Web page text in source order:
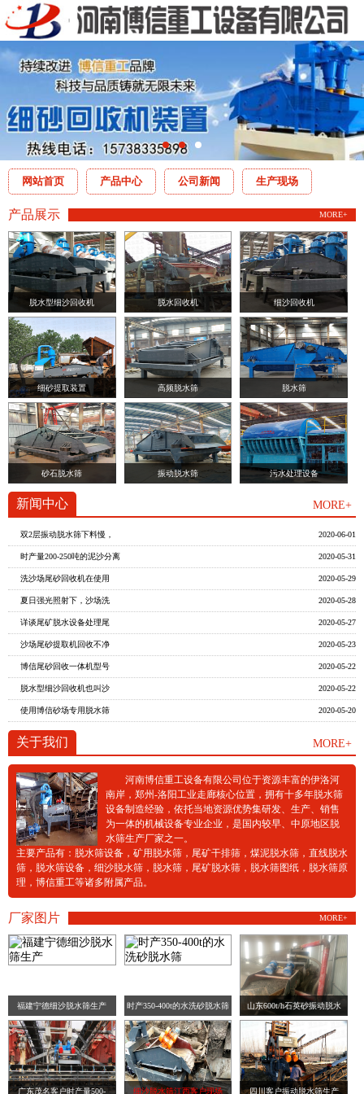
网站首页 产品中心 公司新闻 生产现场
产品展示 MORE+
脱水型细沙回收机 脱水回收机 细沙回收机
细砂提取装置 高频脱水筛 脱水筛
砂石脱水筛 振动脱水筛 污水处理设备
新闻中心 MORE+
双2层振动脱水筛下料慢， 2020-06-01
时产量200-250吨的泥沙分离 2020-05-31
洗沙场尾砂回收机在使用 2020-05-29
夏日强光照射下，沙场洗 2020-05-28
详谈尾矿脱水设备处理尾 2020-05-27
沙场尾砂提取机回收不净 2020-05-23
博信尾砂回收一体机型号 2020-05-22
脱水型细沙回收机也叫沙 2020-05-22
使用博信砂场专用脱水筛 2020-05-20
关于我们 MORE+
河南博信重工设备有限公司位于资源丰富的伊洛河
南岸，郑州-洛阳工业走廊核心位置，拥有十多年脱水筛
设备制造经验，依托当地资源优势集研发、生产、销售
为一体的机械设备专业企业，是国内较早、中原地区脱
水筛生产厂家之一。
主要产品有：脱水筛设备，矿用脱水筛，尾矿干排筛，煤泥脱水筛，直线脱水
筛，脱水筛设备，细沙脱水筛，脱水筛，尾矿脱水筛，脱水筛图纸，脱水筛原
理，博信重工等诸多附属产品。
厂家图片 MORE+
福建宁德细沙脱水筛生产 时产350-400t的水洗砂脱水筛 山东600t/h石英砂振动脱水
广东茂名客户时产量500- 细沙脱水筛江西客户现场 四川客户振动脱水筛生产